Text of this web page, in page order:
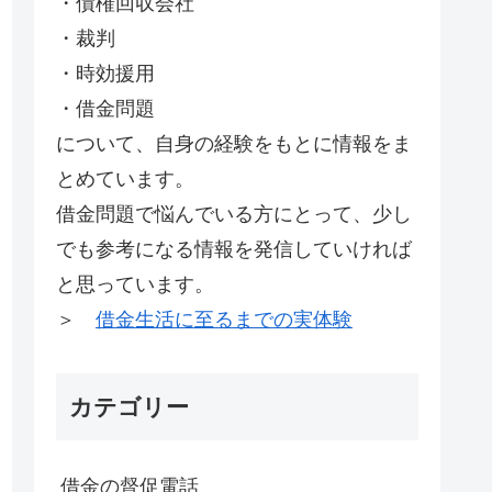
・裁判
・時効援用
・借金問題
について、自身の経験をもとに情報をま
とめています。
借金問題で悩んでいる方にとって、少し
でも参考になる情報を発信していければ
と思っています。
＞ 借金生活に至るまでの実体験
カテゴリー
借金の督促電話